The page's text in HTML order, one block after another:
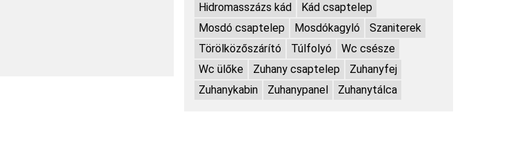
Hidromasszázs kád
Kád csaptelep
Mosdó csaptelep
Mosdókagyló
Szaniterek
Törölközőszárító
Túlfolyó
Wc csésze
Wc ülőke
Zuhany csaptelep
Zuhanyfej
Zuhanykabin
Zuhanypanel Zuhanytálca